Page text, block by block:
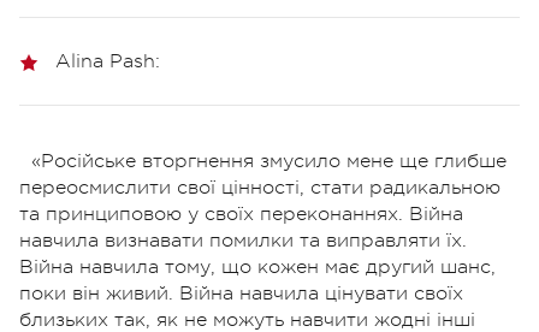
Alina Pash:
«Російське вторгнення змусило мене ще глибше
переосмислити свої цінності, стати радикальною
та принциповою у своїх переконаннях. Війна
навчила визнавати помилки та виправляти їх.
Війна навчила тому, що кожен має другий шанс,
поки він живий. Війна навчила цінувати своїх
близьких так, як не можуть навчити жодні інші